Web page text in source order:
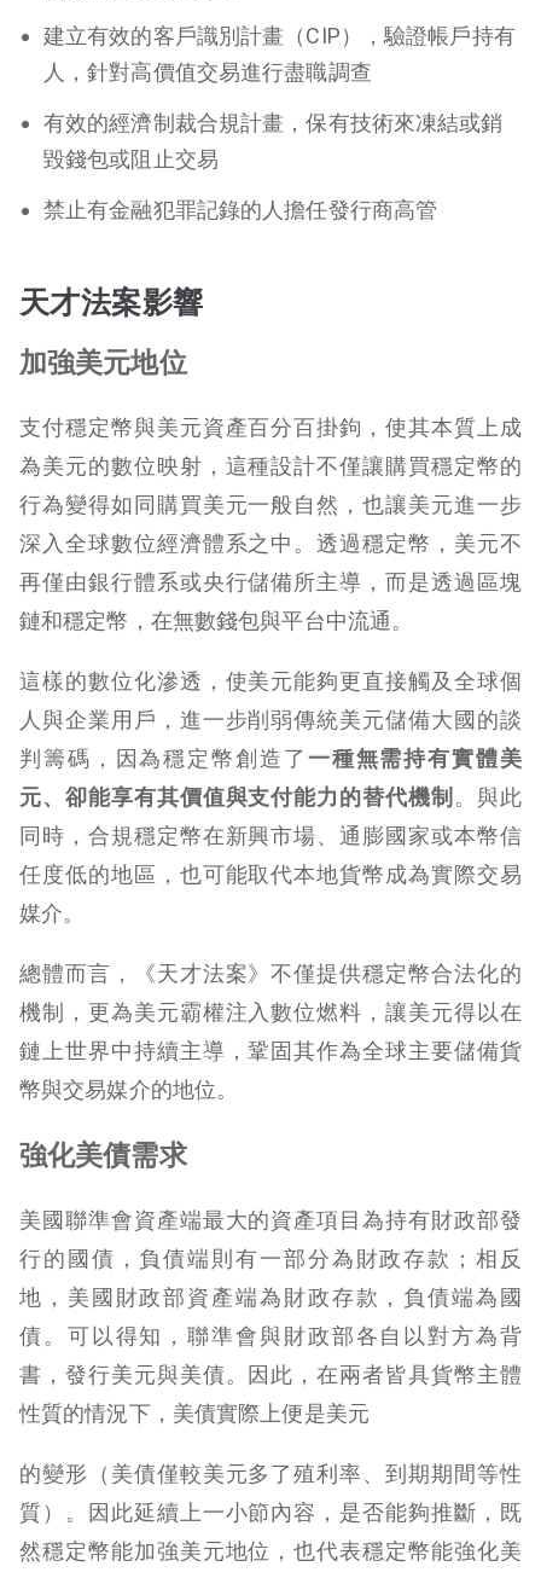
建立有效的客戶識別計畫（CIP），驗證帳戶持有
人，針對高價值交易進行盡職調查
有效的經濟制裁合規計畫，保有技術來凍結或銷
毀錢包或阻止交易
禁止有金融犯罪記錄的人擔任發行商高管
天才法案影響
加強美元地位
支付穩定幣與美元資產百分百掛鉤，使其本質上成
為美元的數位映射，這種設計不僅讓購買穩定幣的
行為變得如同購買美元一般自然，也讓美元進一步
深入全球數位經濟體系之中。透過穩定幣，美元不
再僅由銀行體系或央行儲備所主導，而是透過區塊
鏈和穩定幣，在無數錢包與平台中流通。
這樣的數位化滲透，使美元能夠更直接觸及全球個
人與企業用戶，進一步削弱傳統美元儲備大國的談
判籌碼，因為穩定幣創造了一種無需持有實體美
元、卻能享有其價值與支付能力的替代機制 。與此
同時，合規穩定幣在新興市場、通膨國家或本幣信
任度低的地區，也可能取代本地貨幣成為實際交易
媒介。
總體而言，《天才法案》不僅提供穩定幣合法化的
機制，更為美元霸權注入數位燃料，讓美元得以在
鏈上世界中持續主導，鞏固其作為全球主要儲備貨
幣與交易媒介的地位。
強化美債需求
美國聯準會資產端最大的資產項目為持有財政部發
行的國債，負債端則有一部分為財政存款；相反
地，美國財政部資產端為財政存款，負債端為國
債。可以得知，聯準會與財政部各自以對方為背
書，發行美元與美債。因此，在兩者皆具貨幣主體
性質的情況下，美債實際上便是美元
的變形（美債僅較美元多了殖利率、到期期間等性
質）。因此延續上一小節內容，是否能夠推斷，既
然穩定幣能加強美元地位，也代表穩定幣能強化美